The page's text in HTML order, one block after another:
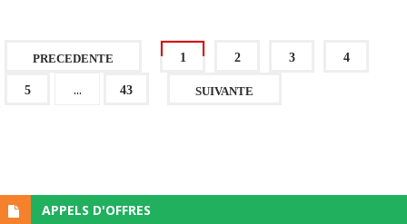
PRECEDENTE 1 2 3 4
5 ... 43 SUIVANTE
APPELS D'OFFRES